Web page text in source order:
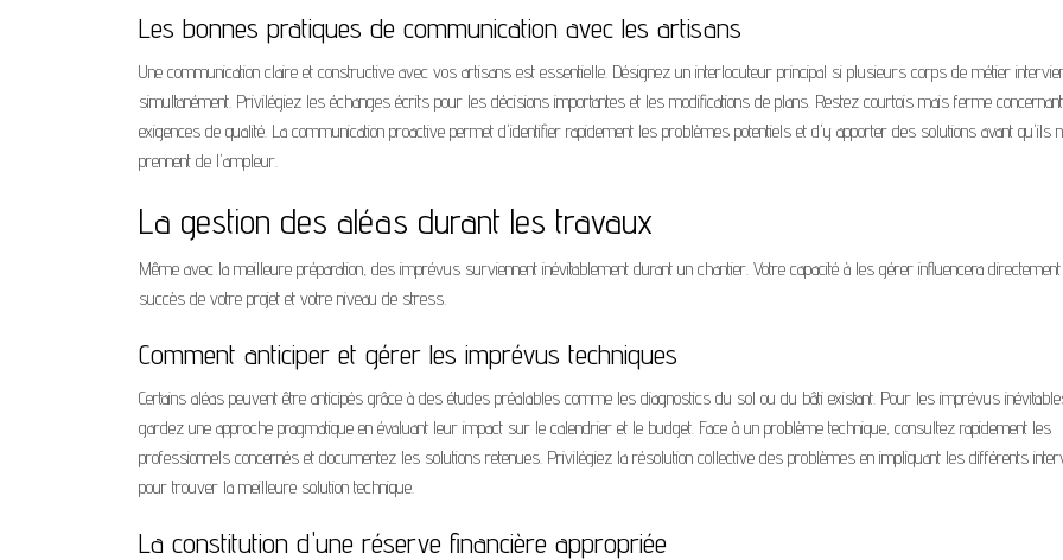
Les bonnes pratiques de communication avec les artisans
Une communication claire et constructive avec vos artisans est essentielle. Désignez un interlocuteur principal si plusieurs corps de métier
simultanément. Privilégiez les échanges écrits pour les décisions importantes et les modifications de plans. Restez courtois mais ferme
exigences de qualité. La communication proactive permet d'identifier rapidement les problèmes potentiels et d'y apporter des solutions avant qu'ils
prennent de l'ampleur.
La gestion des aléas durant les travaux
Même avec la meilleure préparation, des imprévus surviennent inévitablement durant un chantier. Votre capacité à les gérer influencera
succès de votre projet et votre niveau de stress.
Comment anticiper et gérer les imprévus techniques
Certains aléas peuvent être anticipés grâce à des études préalables comme les diagnostics du sol ou du bâti existant. Pour les imprévus
gardez une approche pragmatique en évaluant leur impact sur le calendrier et le budget. Face à un problème technique, consultez rapidement les
professionnels concernés et documentez les solutions retenues. Privilégiez la résolution collective des problèmes en impliquant les différents
pour trouver la meilleure solution technique.
La constitution d'une réserve financière appropriée